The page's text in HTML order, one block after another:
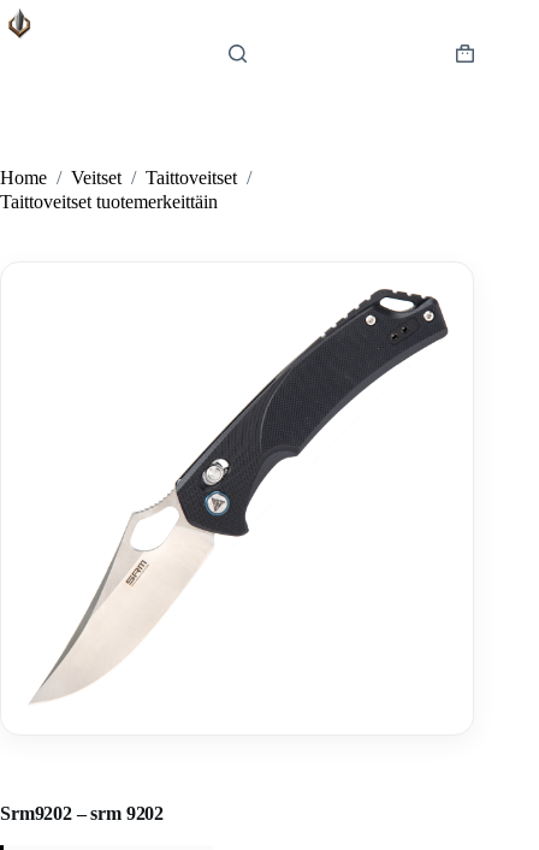
Skip
to
Shopping
Home / Veitset / Taittoveitset /
Taittoveitset tuotemerkeittäin
Srm9202 – srm 9202